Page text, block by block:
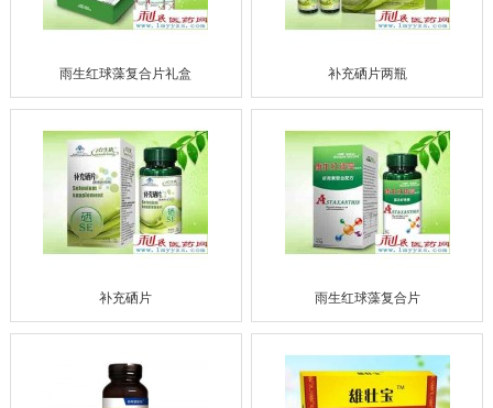
雨生红球藻复合片礼盒 补充硒片两瓶
补充硒片 雨生红球藻复合片